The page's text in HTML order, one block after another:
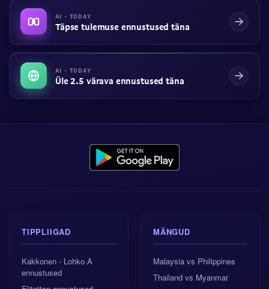
AI · TODAY
Täpse tulemuse ennustused täna
AI · TODAY
Üle 2.5 värava ennustused täna
TIPPLIIGAD
Kakkonen - Lohko A
ennustused
MÄNGUD
Malaysia vs Philippines
Thailand vs Myanmar